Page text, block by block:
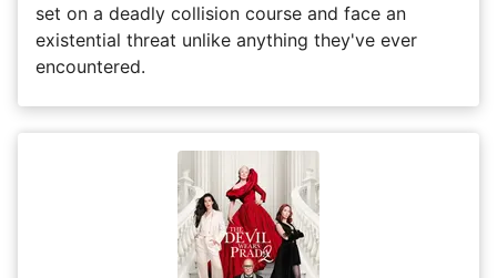
set on a deadly collision course and face an
existential threat unlike anything they've ever
encountered.